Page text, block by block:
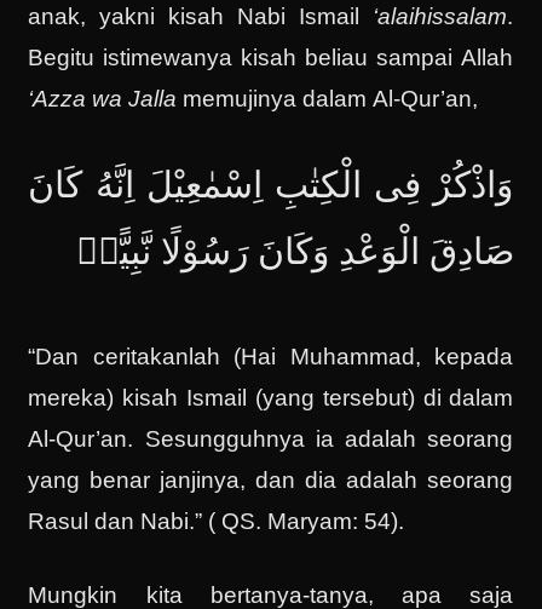
anak, yakni kisah Nabi Ismail ‘alaihissalam.
Begitu istimewanya kisah beliau sampai Allah
‘Azza wa Jalla memujinya dalam Al-Qur’an,
وَاذْكُرْ فِى الْكِتٰبِ اِسْمٰعِيْلَ اِنَّهُ كَانَ
صَادِقَ الْوَعْدِ وَكَانَ رَسُوْلًا نَّبِيًّاۚ
“Dan ceritakanlah (Hai Muhammad, kepada
mereka) kisah Ismail (yang tersebut) di dalam
Al-Qur’an. Sesungguhnya ia adalah seorang
yang benar janjinya, dan dia adalah seorang
Rasul dan Nabi.” ( QS. Maryam: 54).
Mungkin kita bertanya-tanya, apa saja